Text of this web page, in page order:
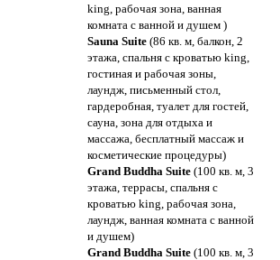
king, рабочая зона, ванная
комната с ванной и душем )
Sauna Suite (86 кв. м, балкон, 2
этажа, спальня с кроватью king,
гостиная и рабочая зоны,
лаундж, письменный стол,
гардеробная, туалет для гостей,
сауна, зона для отдыха и
массажа, бесплатный массаж и
косметические процедуры)
Grand Buddha Suite (100 кв. м, 3
этажа, террасы, спальня с
кроватью king, рабочая зона,
лаундж, ванная комната с ванной
и душем)
Grand Buddha Suite (100 кв. м, 3